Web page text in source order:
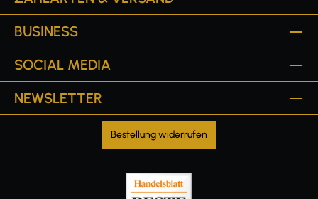
BUSINESS
SOCIAL MEDIA
NEWSLETTER
Bestellung widerrufen